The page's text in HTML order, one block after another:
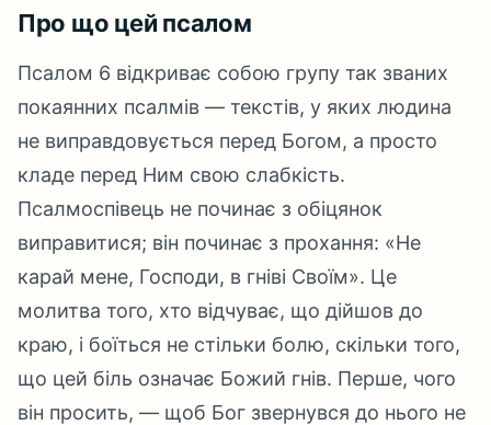
Про що цей псалом
Псалом 6 відкриває собою групу так званих
покаянних псалмів — текстів, у яких людина
не виправдовується перед Богом, а просто
кладе перед Ним свою слабкість.
Псалмоспівець не починає з обіцянок
виправитися; він починає з прохання: «Не
карай мене, Господи, в гніві Своїм». Це
молитва того, хто відчуває, що дійшов до
краю, і боїться не стільки болю, скільки того,
що цей біль означає Божий гнів. Перше, чого
він просить, — щоб Бог звернувся до нього не